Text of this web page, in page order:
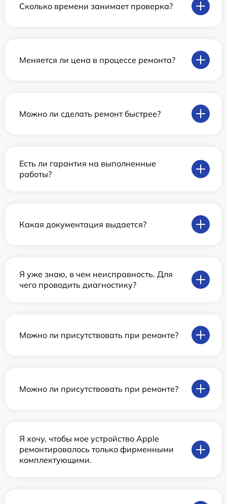
Сколько времени занимает проверка?
Меняется ли цена в процессе ремонта?
Можно ли сделать ремонт быстрее?
Есть ли гарантия на выполненные
работы?
Какая документация выдается?
Я уже знаю, в чем неисправность. Для
чего проводить диагностику?
Можно ли присутствовать при ремонте?
Можно ли присутствовать при ремонте?
Я хочу, чтобы мое устройство Apple
ремонтировалось только фирменными
комплектующими.